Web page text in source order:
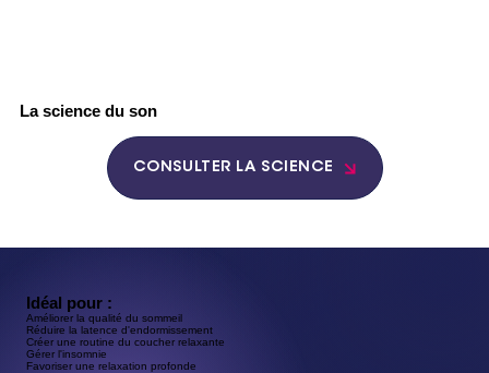
La science du son
CONSULTER LA SCIENCE
Idéal pour :
Améliorer la qualité du sommeil
Réduire la latence d'endormissement
Créer une routine du coucher relaxante
Gérer l'insomnie
Favoriser une relaxation profonde